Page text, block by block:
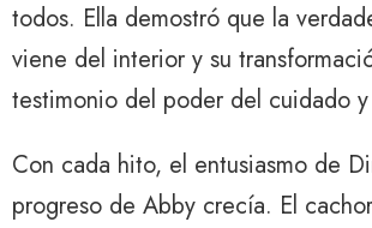
todos. Ella demostró que la
viene del interior y su
testimonio del poder del cuidado
Con cada hito, el entusiasmo de
progreso de Abby crecía. El